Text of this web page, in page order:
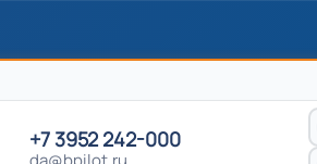
+7 3952 242-000